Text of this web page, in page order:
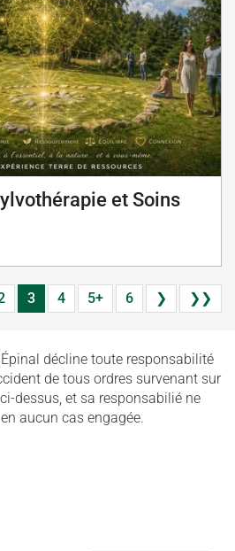
et Soins
3 4 5+ 6 ❯ ❯❯
décline toute responsabilité
de tous ordres survenant sur
dessus, et sa responsabilié ne
aucun cas engagée.